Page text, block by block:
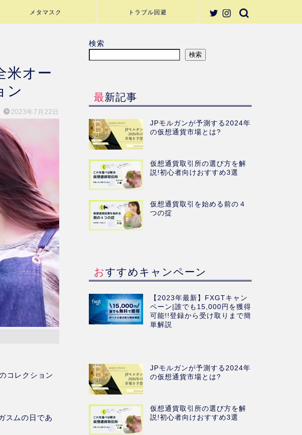
メタマスク トラブル回避
米オー
ン
2023年7月22日
コレクション
スムの日であ
検索
検索
最新記事
JPモルガンが予測する2024年
の仮想通貨市場とは?
仮想通貨取引所の選び方を解
説!初心者向けおすすめ3選
仮想通貨取引を始める前の４
つの掟
おすすめキャンペーン
【2023年最新】FXGTキャン
ペーン|誰でも15,000円を獲得
可能!!登録から受け取りまで簡
単解説
JPモルガンが予測する2024年
の仮想通貨市場とは?
仮想通貨取引所の選び方を解
説!初心者向けおすすめ3選